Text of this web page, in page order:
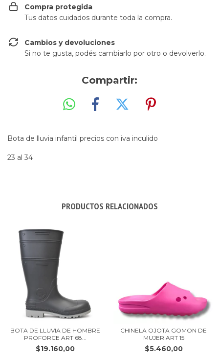
Compra protegida
Tus datos cuidados durante toda la compra.
Cambios y devoluciones
Si no te gusta, podés cambiarlo por otro o devolverlo.
Compartir:
Bota de lluvia infantil precios con iva inculido
23 al 34
PRODUCTOS RELACIONADOS
BOTA DE LLUVIA DE HOMBRE
PROFORCE ART 68...
$19.160,00
CHINELA OJOTA GOMON DE
MUJER ART 15
$5.460,00